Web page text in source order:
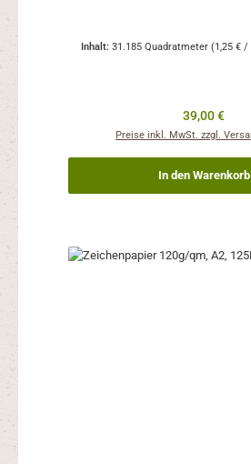
Inhalt: 31.185 Quadratmeter (1,25 € /
Regulärer
39,00 €
Preise inkl. MwSt. zzgl.
In den Warenkorb